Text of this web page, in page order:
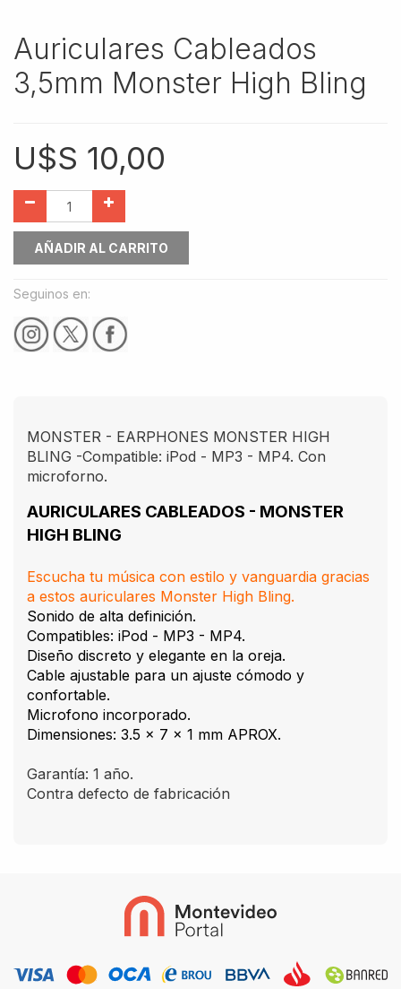
Auriculares Cableados
3,5mm Monster High Bling
U$S 10,00
AÑADIR AL CARRITO
Seguinos en:
MONSTER - EARPHONES MONSTER HIGH
BLING -Compatible: iPod - MP3 - MP4. Con
microforno.
AURICULARES CABLEADOS - MONSTER
HIGH BLING
Escucha tu música con estilo y vanguardia gracias
a estos auriculares Monster High Bling.
Sonido de alta definición.
Compatibles: iPod - MP3 - MP4.
Diseño discreto y elegante en la oreja.
Cable ajustable para un ajuste cómodo y
confortable.
Microfono incorporado.
Dimensiones: 3.5 x 7 x 1 mm APROX.
Garantía: 1 año.
Contra defecto de fabricación